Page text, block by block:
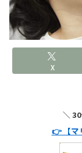
X
＼
👉 【マ